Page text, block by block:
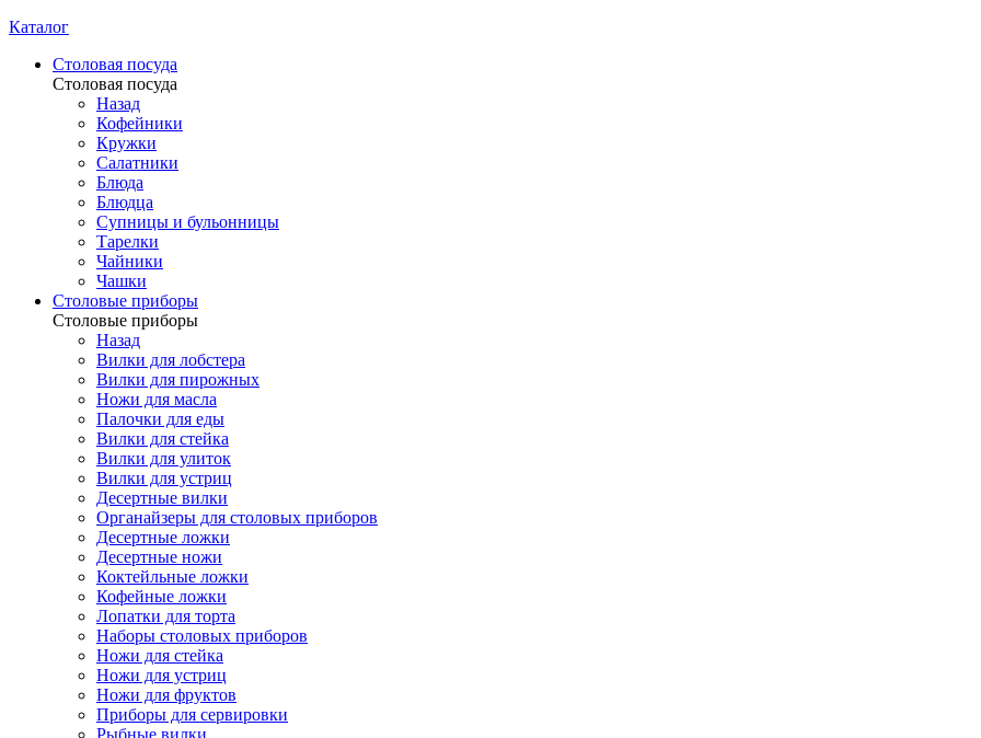
Каталог
Столовая посуда
Столовая посуда
Назад
Кофейники
Кружки
Салатники
Блюда
Блюдца
Супницы и бульонницы
Тарелки
Чайники
Чашки
Cтоловые приборы
Cтоловые приборы
Назад
Вилки для лобстера
Вилки для пирожных
Ножи для масла
Палочки для еды
Вилки для стейка
Вилки для улиток
Вилки для устриц
Десертные вилки
Органайзеры для столовых приборов
Десертные ложки
Десертные ножи
Коктейльные ложки
Кофейные ложки
Лопатки для торта
Наборы столовых приборов
Ножи для стейка
Ножи для устриц
Ножи для фруктов
Приборы для сервировки
Рыбные вилки